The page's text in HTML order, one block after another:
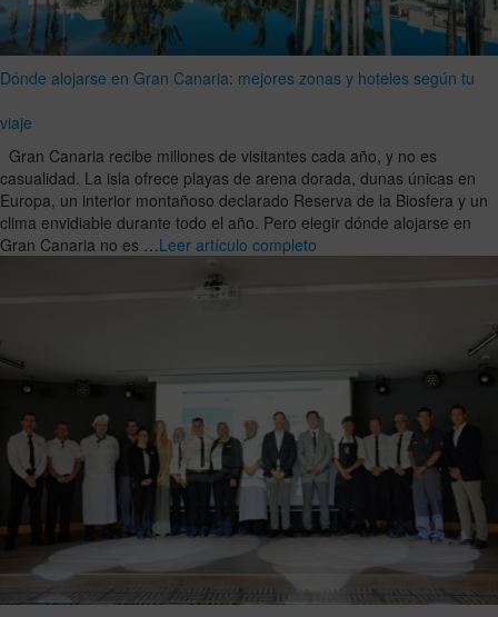
Dónde alojarse en Gran Canaria: mejores zonas y hoteles según tu
viaje
Gran Canaria recibe millones de visitantes cada año, y no es
casualidad. La isla ofrece playas de arena dorada, dunas únicas en
Europa, un interior montañoso declarado Reserva de la Biosfera y un
clima envidiable durante todo el año. Pero elegir dónde alojarse en
Gran Canaria no es …Leer artículo completo